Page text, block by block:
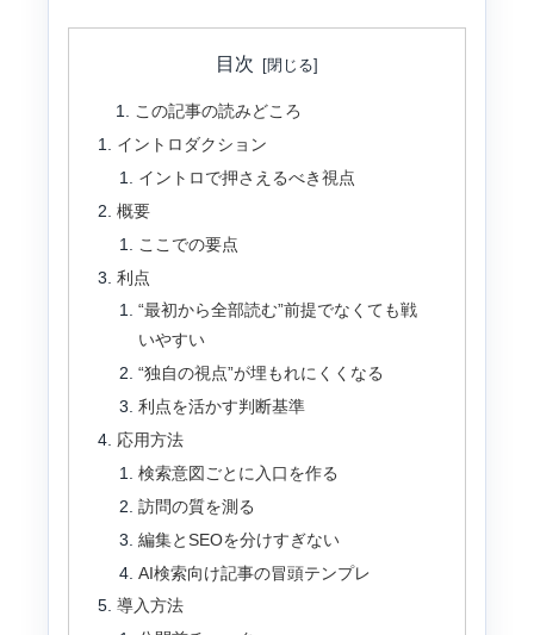
目次
この記事の読みどころ
イントロダクション
イントロで押さえるべき視点
概要
ここでの要点
利点
“最初から全部読む”前提でなくても戦
いやすい
“独自の視点”が埋もれにくくなる
利点を活かす判断基準
応用方法
検索意図ごとに入口を作る
訪問の質を測る
編集とSEOを分けすぎない
AI検索向け記事の冒頭テンプレ
導入方法